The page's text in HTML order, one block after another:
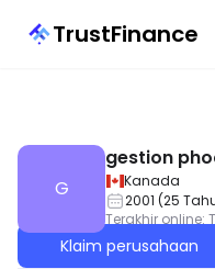
TrustFinance
G
gestion
Kanada
2001 (25
Terakhir online:
Klaim perusahaan